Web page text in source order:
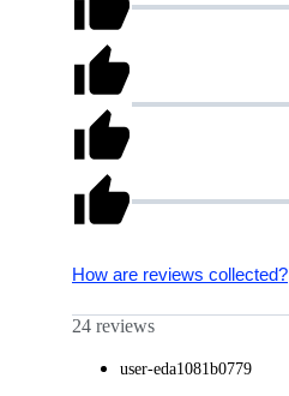
How are reviews collected?
24 reviews
user-eda1081b0779